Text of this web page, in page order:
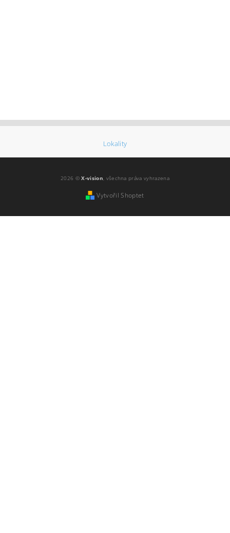
Lokality
2026 ©X-vision, všechna práva vyhrazena
Vytvořil Shoptet